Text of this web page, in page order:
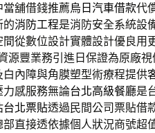
舖借錢推薦烏日汽車借款代
的消防工程是消防安全系統設
間從數位設計實體設計優良用
源豐業務引進日保證為原廠視
內障與角膜塑型術療程提供
感服務無論台北高級餐廳是
台北票貼透過民間公司票貼借
部直接透依據個人狀況商號超